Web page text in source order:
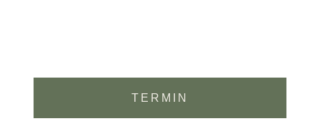
TERMIN